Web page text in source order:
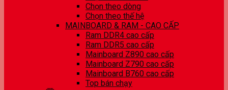
Chọn theo dòng
Chọn theo thế hệ
MAINBOARD & RAM - CAO CẤP
Ram DDR4 cao cấp
Ram DDR5 cao cấp
Mainboard Z890 cao cấp
Mainboard Z790 cao cấp
Mainboard B760 cao cấp
Top bán chạy